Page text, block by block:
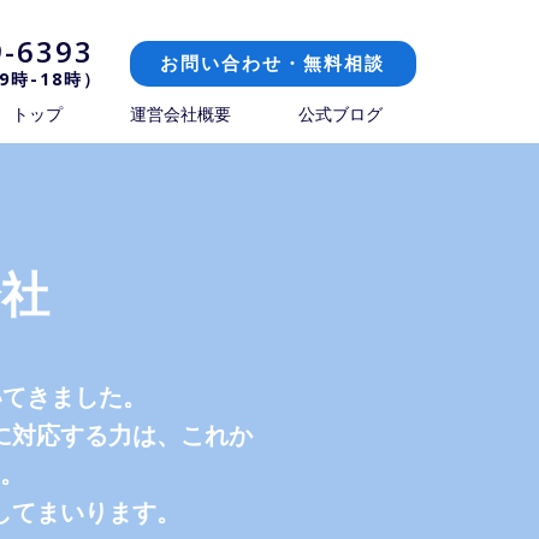
お問い合わせ・無料相談
6393
時-18時）
トップ
運営会社概要 公式ブログ
きました。
対応する力は、これか
まいります。